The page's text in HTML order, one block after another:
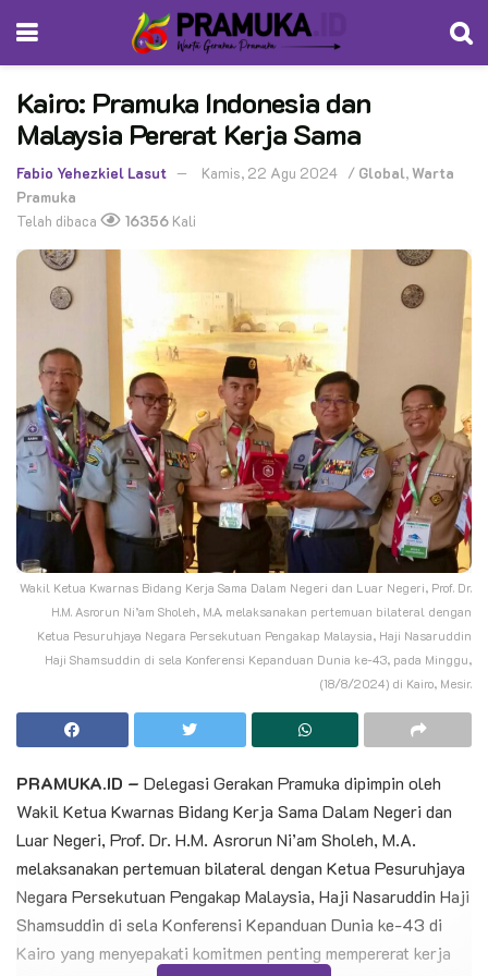
Kairo: Pramuka Indonesia dan
Malaysia Pererat Kerja Sama
Fabio Yehezkiel Lasut Kamis, 22 Agu 2024 / Global,Warta
Pramuka
Telah dibaca
16356 Kali
Wakil Ketua Kwarnas Bidang Kerja Sama Dalam Negeri dan Luar Negeri, Prof. Dr.
H.M. Asrorun Ni’am Sholeh, M.A. melaksanakan pertemuan bilateral dengan
Ketua Pesuruhjaya Negara Persekutuan Pengakap Malaysia, Haji Nasaruddin
Haji Shamsuddin di sela Konferensi Kepanduan Dunia ke-43, pada Minggu,
(18/8/2024) di Kairo, Mesir.
PRAMUKA.ID – Delegasi Gerakan Pramuka dipimpin oleh
Wakil Ketua Kwarnas Bidang Kerja Sama Dalam Negeri dan
Luar Negeri, Prof. Dr. H.M. Asrorun Ni’am Sholeh, M.A.
melaksanakan pertemuan bilateral dengan Ketua Pesuruhjaya
Negara Persekutuan Pengakap Malaysia, Haji Nasaruddin Haji
Shamsuddin di sela Konferensi Kepanduan Dunia ke-43 di
Kairo yang menyepakati komitmen penting mempererat kerja